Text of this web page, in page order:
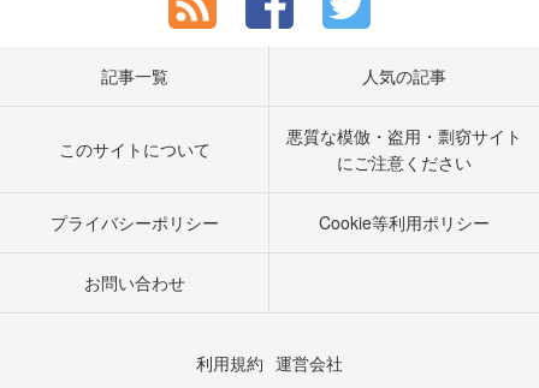
記事一覧 人気の記事
このサイトについて
悪質な模倣・盗用・剽窃サイト
にご注意ください
プライバシーポリシー Cookie等利用ポリシー
お問い合わせ
利用規約 運営会社